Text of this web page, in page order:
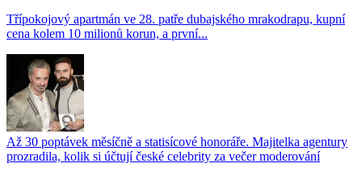
Třípokojový apartmán ve 28. patře dubajského mrakodrapu, kupní
cena kolem 10 milionů korun, a první...
Až 30 poptávek měsíčně a statisícové honoráře. Majitelka agentury
prozradila, kolik si účtují české celebrity za večer moderování